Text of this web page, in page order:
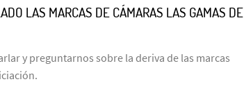
LAS MARCAS DE CÁMARAS LAS GAMAS DE
y preguntarnos sobre la deriva de las marcas